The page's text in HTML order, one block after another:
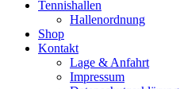
Tennishallen
Hallenordnung
Shop
Kontakt
Lage & Anfahrt
Impressum